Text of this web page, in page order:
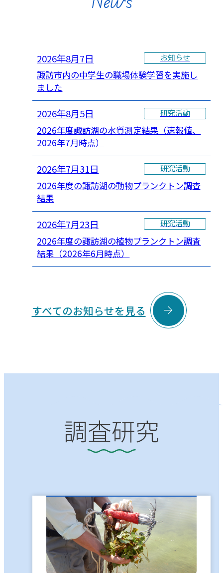
2026年8月7日 お知らせ
諏訪市内の中学生の職場体験学習を実施し
ました
2026年8月5日 研究活動
2026年度諏訪湖の水質測定結果（速報値、
2026年7月時点）
2026年7月31日 研究活動
2026年度の諏訪湖の動物プランクトン調査
結果
2026年7月23日 研究活動
2026年度の諏訪湖の植物プランクトン調査
結果（2026年6月時点）
すべてのお知らせを見る 
調査研究